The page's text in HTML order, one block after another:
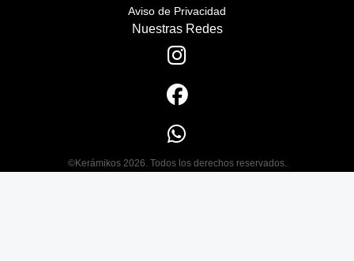
Aviso de Privacidad
Nuestras Redes
©Kerámikos 2026. Todos los derechos reservados.